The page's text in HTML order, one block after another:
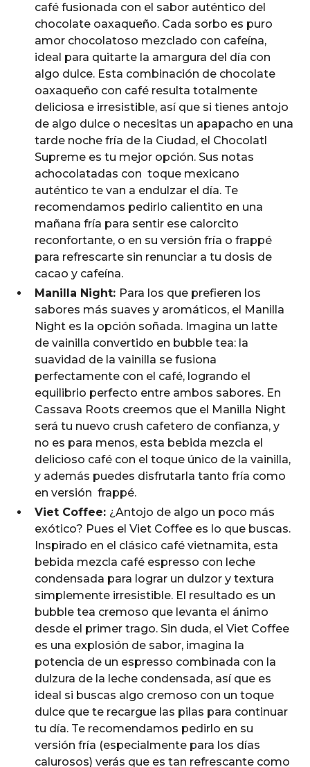
café fusionada con el sabor auténtico del
chocolate oaxaqueño. Cada sorbo es puro
amor chocolatoso mezclado con cafeína,
ideal para quitarte la amargura del día con
algo dulce. Esta combinación de chocolate
oaxaqueño con café resulta totalmente
deliciosa e irresistible, así que si tienes antojo
de algo dulce o necesitas un apapacho en una
tarde noche fría de la Ciudad, el Chocolatl
Supreme es tu mejor opción. Sus notas
achocolatadas con toque mexicano
auténtico te van a endulzar el día. Te
recomendamos pedirlo calientito en una
mañana fría para sentir ese calorcito
reconfortante, o en su versión fría o frappé
para refrescarte sin renunciar a tu dosis de
cacao y cafeína.
Manilla Night: Para los que prefieren los
sabores más suaves y aromáticos, el Manilla
Night es la opción soñada. Imagina un latte
de vainilla convertido en bubble tea: la
suavidad de la vainilla se fusiona
perfectamente con el café, logrando el
equilibrio perfecto entre ambos sabores. En
Cassava Roots creemos que el Manilla Night
será tu nuevo crush cafetero de confianza, y
no es para menos, esta bebida mezcla el
delicioso café con el toque único de la vainilla,
y además puedes disfrutarla tanto fría como
en versión frappé.
Viet Coffee: ¿Antojo de algo un poco más
exótico? Pues el Viet Coffee es lo que buscas.
Inspirado en el clásico café vietnamita, esta
bebida mezcla café espresso con leche
condensada para lograr un dulzor y textura
simplemente irresistible. El resultado es un
bubble tea cremoso que levanta el ánimo
desde el primer trago. Sin duda, el Viet Coffee
es una explosión de sabor, imagina la
potencia de un espresso combinada con la
dulzura de la leche condensada, así que es
ideal si buscas algo cremoso con un toque
dulce que te recargue las pilas para continuar
tu día. Te recomendamos pedirlo en su
versión fría (especialmente para los días
calurosos) verás que es tan refrescante como